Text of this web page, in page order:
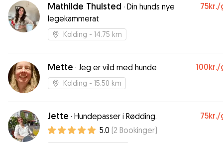
Mathilde Thulsted · Din hunds nye
legekammerat
75kr./
Kolding - 14.75 km
Mette · Jeg er vild med hunde 100kr./
Kolding - 15.50 km
Jette · Hundepasser i Rødding. 75kr./
5.0 (2 Bookinger)